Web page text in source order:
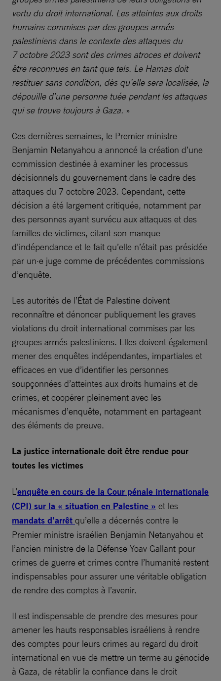
vertu du droit international. Les atteintes aux droits
humains commises par des groupes armés
palestiniens dans le contexte des attaques du
7 octobre 2023 sont des crimes atroces et doivent
être reconnues en tant que tels. Le Hamas doit
restituer sans condition, dès qu’elle sera localisée, la
dépouille d’une personne tuée pendant les attaques
qui se trouve toujours à Gaza. »
Ces dernières semaines, le Premier ministre
Benjamin Netanyahou a annoncé la création d’une
commission destinée à examiner les processus
décisionnels du gouvernement dans le cadre des
attaques du 7 octobre 2023. Cependant, cette
décision a été largement critiquée, notamment par
des personnes ayant survécu aux attaques et des
familles de victimes, citant son manque
d’indépendance et le fait qu’elle n’était pas présidée
par un·e juge comme de précédentes commissions
d’enquête.
Les autorités de l’État de Palestine doivent
reconnaître et dénoncer publiquement les graves
violations du droit international commises par les
groupes armés palestiniens. Elles doivent également
mener des enquêtes indépendantes, impartiales et
efficaces en vue d’identifier les personnes
soupçonnées d’atteintes aux droits humains et de
crimes, et coopérer pleinement avec les
mécanismes d’enquête, notamment en partageant
des éléments de preuve.
La justice internationale doit être rendue pour
toutes les victimes
L’enquête en cours de la Cour pénale internationale
(CPI) sur la « situation en Palestine » et les
mandats d’arrêt qu’elle a décernés contre le
Premier ministre israélien Benjamin Netanyahou et
l’ancien ministre de la Défense Yoav Gallant pour
crimes de guerre et crimes contre l’humanité restent
indispensables pour assurer une véritable obligation
de rendre des comptes à l’avenir.
Il est indispensable de prendre des mesures pour
amener les hauts responsables israéliens à rendre
des comptes pour leurs crimes au regard du droit
international en vue de mettre un terme au génocide
à Gaza, de rétablir la confiance dans le droit